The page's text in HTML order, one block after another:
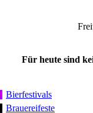
Für heute sind
Bierfestivals
Brauereifeste